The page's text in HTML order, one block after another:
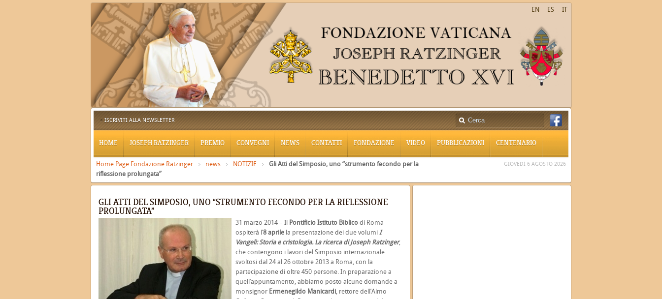
IT
ES
EN
ISCRIVITI ALLA NEWSLETTER
HOME JOSEPH RATZINGER PREMIO CONVEGNI NEWS CONTATTI FONDAZIONE VIDEO PUBBLICAZIONI CENTENARIO
Home Page Fondazione Ratzinger news NOTIZIE
Gli Atti del Simposio, uno “strumento fecondo per la
riflessione prolungata”
GIOVEDÌ 6 AGOSTO 2026
GLI ATTI DEL SIMPOSIO, UNO “STRUMENTO FECONDO PER LA RIFLESSIONE
PROLUNGATA”
31 marzo 2014 – Il Pontificio Istituto Biblico di Roma
ospiterà l’8 aprile la presentazione dei due volumi I
Vangeli: Storia e cristologia. La ricerca di Joseph Ratzinger,
che contengono i lavori del Simposio internazionale
svoltosi dal 24 al 26 ottobre 2013 a Roma, con la
partecipazione di oltre 450 persone. In preparazione a
quell’appuntamento, abbiamo posto alcune domande a
monsignor Ermenegildo Manicardi , rettore dell’Almo